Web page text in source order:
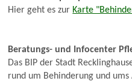
Hier geht es zur Karte
Beratungs- und Infocenter
Das BIP der Stadt
rund um Behinderung und